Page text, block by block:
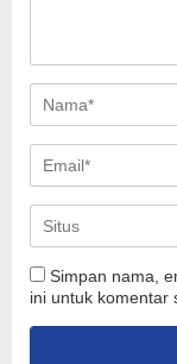
Simpan nama,
ini untuk komentar